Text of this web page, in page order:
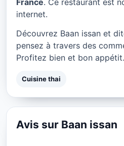
★ 4.5/5
France. Ce restaurant est
internet.
Découvrez Baan issan et
pensez à travers des
Profitez bien et bon appétit.
Cuisine thai
Avis sur Baan issan